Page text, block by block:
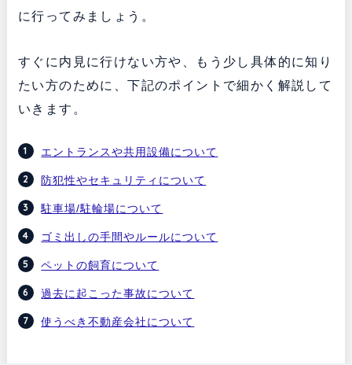
に行ってみましょう。
すぐに内見に行けない方や、もう少し具体的に知り
たい方のために、下記のポイントで細かく解説して
いきます。
エントランスや共用設備について
防犯性やセキュリティについて
駐車場/駐輪場について
ゴミ出しの手間やルールについて
ペットの飼育について
過去に起こった事故について
使うべき不動産会社について